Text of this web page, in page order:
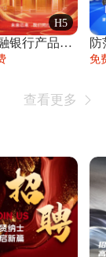
H5
金融银行产品宣传手册企业宣传产品介绍 防
免
查看更多 